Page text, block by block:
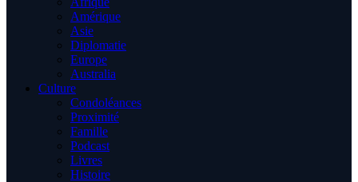
Amérique
Asie
Diplomatie
Europe
Australia
Culture
Condoléances
Proximité
Famille
Podcast
Livres
Histoire